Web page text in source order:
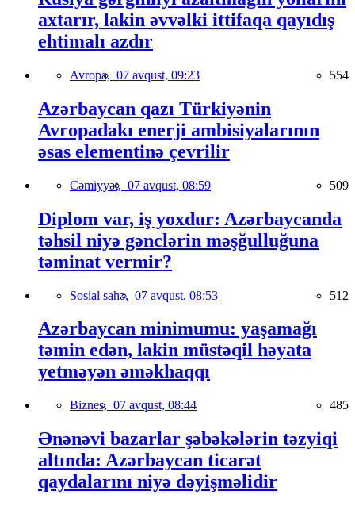
axtarır, lakin əvvəlki ittifaqa qayıdış
ehtimalı azdır
Avropa, 07 avqust, 09:23 554
Azərbaycan qazı Türkiyənin
Avropadakı enerji ambisiyalarının
əsas elementinə çevrilir
Cəmiyyət, 07 avqust, 08:59 509
Diplom var, iş yoxdur: Azərbaycanda
təhsil niyə gənclərin məşğulluğuna
təminat vermir?
Sosial sahə, 07 avqust, 08:53 512
Azərbaycan minimumu: yaşamağı
təmin edən, lakin müstəqil həyata
yetməyən əməkhaqqı
Biznes, 07 avqust, 08:44 485
Ənənəvi bazarlar şəbəkələrin təzyiqi
altında: Azərbaycan ticarət
qaydalarını niyə dəyişməlidir